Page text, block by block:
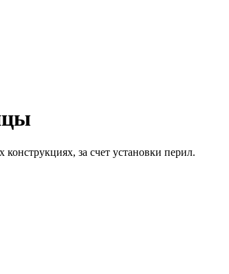
за счет установки перил.